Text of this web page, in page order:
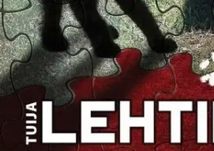
Viihdekirjojen kuningatar Tuija Lehtinen
Väärä vainaja aloittaa Erja Revon
sukulainen on kuollut mutta kuka
Ominaisuudet